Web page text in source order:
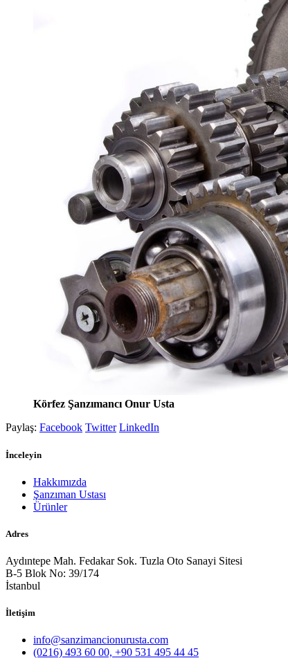
Körfez Şanzımancı Onur Usta
Paylaş: Facebook Twitter LinkedIn
İnceleyin
Hakkımızda
Şanzıman Ustası
Ürünler
Adres
Aydıntepe Mah. Fedakar Sok. Tuzla Oto Sanayi Sitesi
B-5 Blok No: 39/174
İstanbul
İletişim
info@sanzimancionurusta.com
(0216) 493 60 00, +90 531 495 44 45